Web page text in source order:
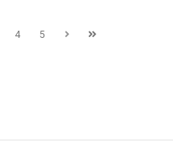
4 5